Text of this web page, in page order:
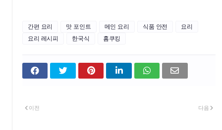
간편 요리 맛 포인트 메인 요리 식품 안전
요리
요리 레시피
한국식 홈쿠킹
다음
이전